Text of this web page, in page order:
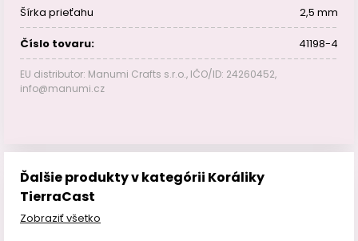
Šírka prieťahu 2,5 mm
Číslo tovaru: 41198-4
EU distributor: Manumi Crafts s.r.o., IČO/ID: 24260452,
info@manumi.cz
Ďalšie produkty v kategórii Koráliky
TierraCast
Zobraziť všetko